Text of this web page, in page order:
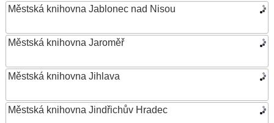
Městská knihovna Jablonec nad Nisou
Městská knihovna Jaroměř
Městská knihovna Jihlava
Městská knihovna Jindřichův Hradec